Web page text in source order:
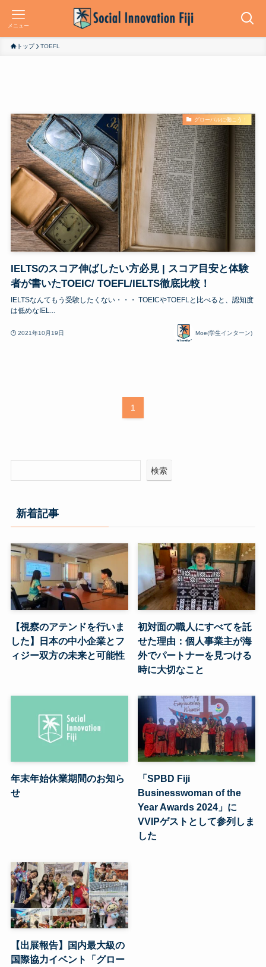
メニュー
トップ TOEFL
グローバルに働こう！
IELTSのスコア伸ばしたい方必見 | スコア目安と体験
者が書いたTOEIC/ TOEFL/IELTS徹底比較！
IELTSなんてもう受験したくない・・・ TOEICやTOEFLと比べると、認知度
は低めなIEL...
2021年10月19日 Moe(学生インターン)
1
検索
新着記事
【視察のアテンドを行いま
した】日本の中小企業とフ
ィジー双方の未来と可能性
初対面の職人にすべてを託
せた理由：個人事業主が海
外でパートナーを見つける
時に大切なこと
年末年始休業期間のお知ら
せ
「SPBD Fiji
Businesswoman of the
Year Awards 2024」に
VVIPゲストとして参列しま
した
【出展報告】国内最大級の
国際協力イベント「グロー